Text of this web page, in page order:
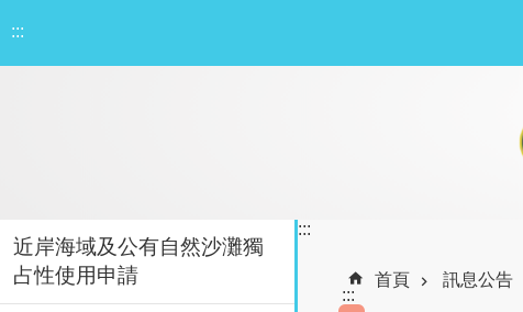
:::
近岸海域及公有自然沙灘獨
占性使用申請
:::
:::
首頁 訊息公告